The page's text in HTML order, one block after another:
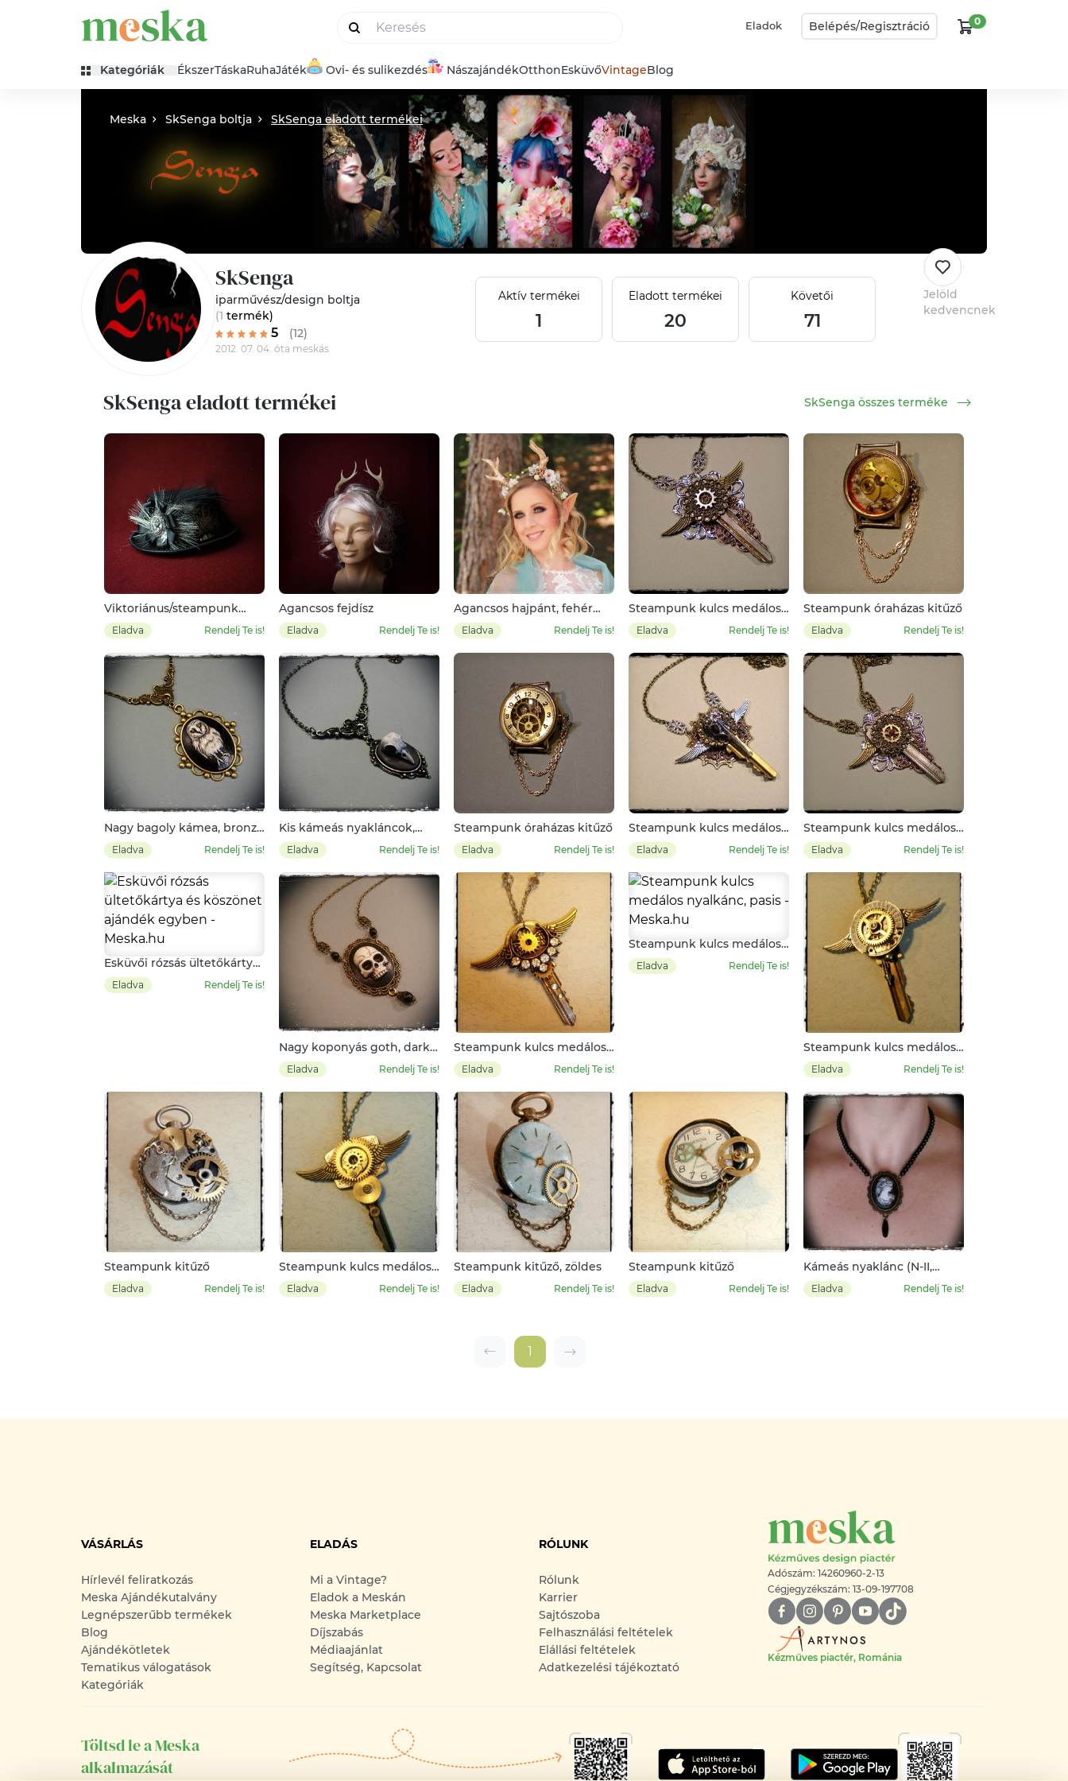
Eladok Belépés/Regisztráció 0
Kategóriák ÉkszerTáskaRuhaJáték Ovi- és sulikezdés NászajándékOtthonEsküvőVintageBlog
Meska SkSenga boltja SkSenga eladott termékei
SkSenga
iparművész/design boltja
(1 termék)
5 (12)
2012. 07. 04. óta meskás
Aktív termékei
1
Eladott termékei
20
Követői
71
Jelöld
kedvencnek
SkSenga eladott termékei SkSenga összes terméke
Viktoriánus/steampunk
goth cilinder dísz,
kámeával, fekete-fehér
Eladva Rendelj Te is!
Agancsos fejdísz
Eladva Rendelj Te is!
Agancsos hajpánt, fehér
virágokkal
Eladva Rendelj Te is!
Steampunk kulcs medálos
nyaklánc, filigránnal
Eladva Rendelj Te is!
Steampunk óraházas kitűző
Eladva Rendelj Te is!
Nagy bagoly kámea, bronz
láncon, középdísszel
Eladva Rendelj Te is!
Kis kámeás nyakláncok,
fekete-ezüst láncon, kis
középdísszel
Eladva Rendelj Te is!
Steampunk óraházas kitűző
Eladva Rendelj Te is!
Steampunk kulcs medálos
nyaklánc, madárkoponyával
Eladva Rendelj Te is!
Steampunk kulcs medálos
nyalkánc
Eladva Rendelj Te is!
Esküvői rózsás ültetőkártya
és köszönet ajándék
egyben
Eladva Rendelj Te is!
Nagy koponyás goth, dark
kámeás nyaklánc
Eladva Rendelj Te is!
Steampunk kulcs medálos
nyalkánc
Eladva Rendelj Te is!
Steampunk kulcs medálos
nyalkánc, pasis
Eladva Rendelj Te is!
Steampunk kulcs medálos
nyalkánc, pasis
Eladva Rendelj Te is!
Steampunk kitűző
Eladva Rendelj Te is!
Steampunk kulcs medálos
nyalkánc, pasis
Eladva Rendelj Te is!
Steampunk kitűző, zöldes
Eladva Rendelj Te is!
Steampunk kitűző
Eladva Rendelj Te is!
Kámeás nyaklánc (N-II,
típus)
Eladva Rendelj Te is!
1
VÁSÁRLÁS
Hírlevél feliratkozás
Meska Ajándékutalvány
Legnépszerűbb termékek
Blog
Ajándékötletek
Tematikus válogatások
Kategóriák
ELADÁS
Mi a Vintage?
Eladok a Meskán
Meska Marketplace
Díjszabás
Médiaajánlat
Segítség, Kapcsolat
RÓLUNK
Rólunk
Karrier
Sajtószoba
Felhasználási feltételek
Elállási feltételek
Adatkezelési tájékoztató
Adószám: 14260960-2-13
Cégjegyzékszám: 13-09-197708
Kézműves piactér, Románia
Töltsd le a Meska
alkalmazását